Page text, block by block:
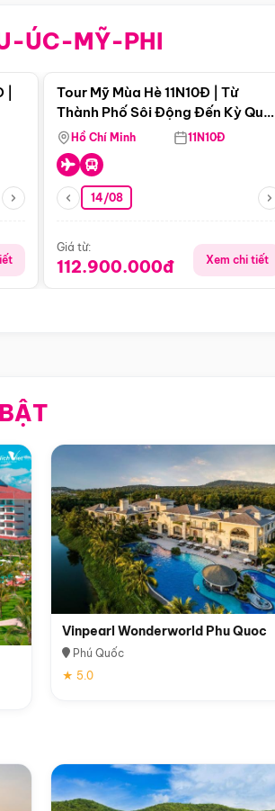
ÚC-MỸ-PHI
Tour Mỹ Mùa Hè 11N10Đ | Từ
Thành Phố Sôi Động Đến Kỳ Quan
Thiên Nhiên Mỹ
Hồ Chí Minh 11N10Đ
14/08
Giá từ:
112.900.000đ Xem chi tiết
Vinpearl Wonderworld Phu Quoc
Phú Quốc
★ 5.0